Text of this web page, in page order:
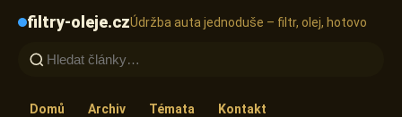
filtry-oleje.czÚdržba auta jednoduše – filtr, olej, hotovo
Domů Archiv Témata
Kontakt